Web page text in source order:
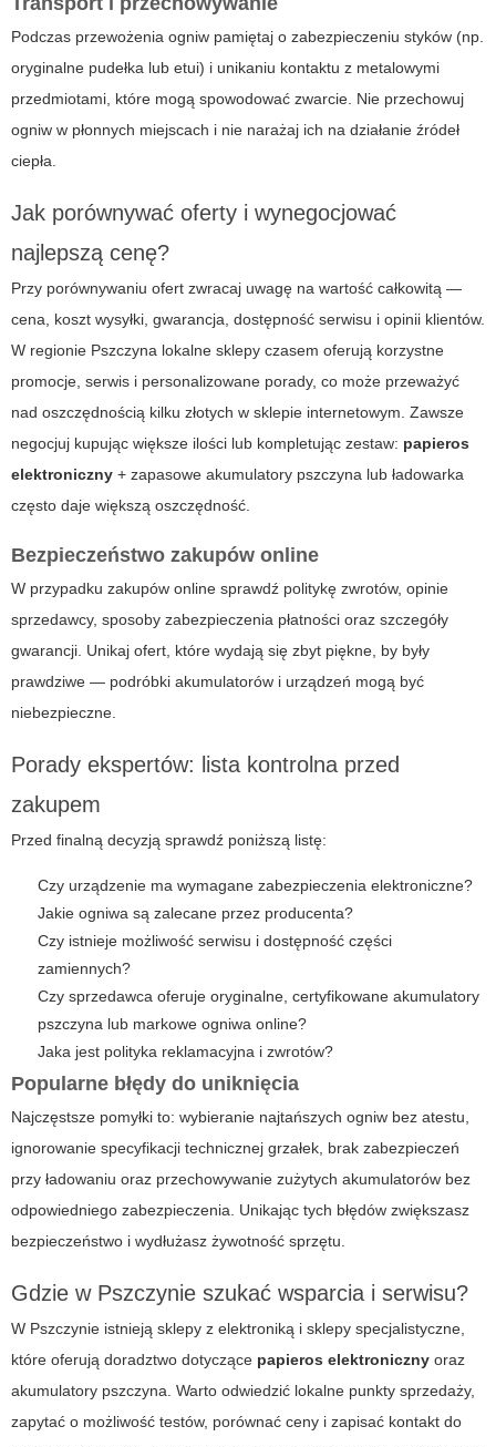
Podczas przewożenia ogniw pamiętaj o zabezpieczeniu styków (np.
oryginalne pudełka lub etui) i unikaniu kontaktu z metalowymi
przedmiotami, które mogą spowodować zwarcie. Nie przechowuj
ogniw w płonnych miejscach i nie narażaj ich na działanie źródeł
ciepła.
Jak porównywać oferty i wynegocjować
najlepszą cenę?
Przy porównywaniu ofert zwracaj uwagę na wartość całkowitą —
cena, koszt wysyłki, gwarancja, dostępność serwisu i opinii klientów.
W regionie Pszczyna lokalne sklepy czasem oferują korzystne
promocje, serwis i personalizowane porady, co może przeważyć
nad oszczędnością kilku złotych w sklepie internetowym. Zawsze
negocjuj kupując większe ilości lub kompletując zestaw: papieros
elektroniczny + zapasowe akumulatory pszczyna lub ładowarka
często daje większą oszczędność.
Bezpieczeństwo zakupów online
W przypadku zakupów online sprawdź politykę zwrotów, opinie
sprzedawcy, sposoby zabezpieczenia płatności oraz szczegóły
gwarancji. Unikaj ofert, które wydają się zbyt piękne, by były
prawdziwe — podróbki akumulatorów i urządzeń mogą być
niebezpieczne.
Porady ekspertów: lista kontrolna przed
zakupem
Przed finalną decyzją sprawdź poniższą listę:
Czy urządzenie ma wymagane zabezpieczenia elektroniczne?
Jakie ogniwa są zalecane przez producenta?
Czy istnieje możliwość serwisu i dostępność części
zamiennych?
Czy sprzedawca oferuje oryginalne, certyfikowane akumulatory
pszczyna lub markowe ogniwa online?
Jaka jest polityka reklamacyjna i zwrotów?
Popularne błędy do uniknięcia
Najczęstsze pomyłki to: wybieranie najtańszych ogniw bez atestu,
ignorowanie specyfikacji technicznej grzałek, brak zabezpieczeń
przy ładowaniu oraz przechowywanie zużytych akumulatorów bez
odpowiedniego zabezpieczenia. Unikając tych błędów zwiększasz
bezpieczeństwo i wydłużasz żywotność sprzętu.
Gdzie w Pszczynie szukać wsparcia i serwisu?
W Pszczynie istnieją sklepy z elektroniką i sklepy specjalistyczne,
które oferują doradztwo dotyczące papieros elektroniczny oraz
akumulatory pszczyna. Warto odwiedzić lokalne punkty sprzedaży,
zapytać o możliwość testów, porównać ceny i zapisać kontakt do